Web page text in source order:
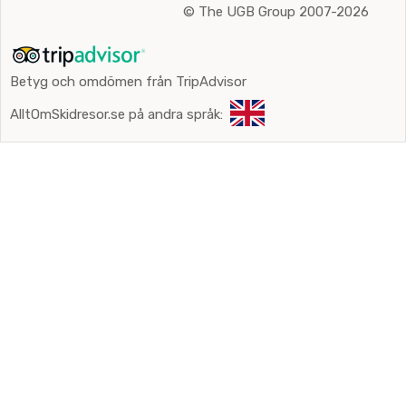
© The UGB Group 2007-2026
Betyg och omdömen från TripAdvisor
AlltOmSkidresor.se på andra språk: